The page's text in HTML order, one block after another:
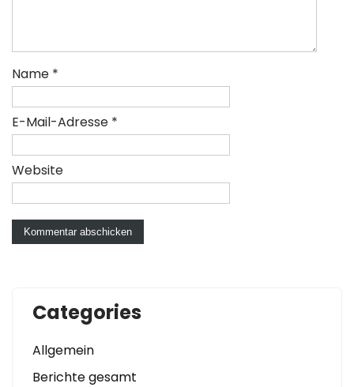
Name *
E-Mail-Adresse *
Website
Categories
Allgemein
Berichte gesamt